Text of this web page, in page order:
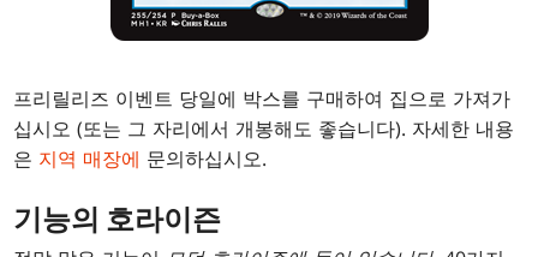
프리릴리즈 이벤트 당일에 박스를 구매하여 집으로 가져가
십시오 (또는 그 자리에서 개봉해도 좋습니다). 자세한 내용
은 지역 매장에 문의하십시오.
기능의 호라이즌